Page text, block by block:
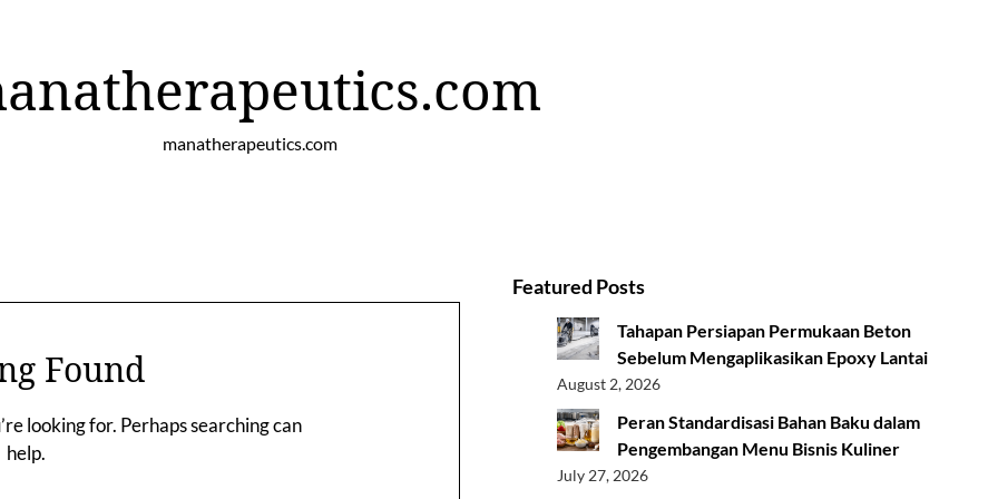
manatherapeutics.com
Found
looking for. Perhaps searching can
help.
Featured Posts
Tahapan Persiapan Permukaan Beton
Sebelum Mengaplikasikan Epoxy Lantai
August 2, 2026
Peran Standardisasi Bahan Baku dalam
Pengembangan Menu Bisnis Kuliner
July 27, 2026